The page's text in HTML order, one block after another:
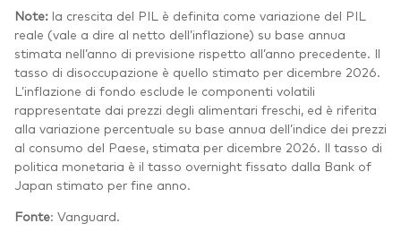
Note: la crescita del PIL è definita come variazione del PIL
reale (vale a dire al netto dell’inflazione) su base annua
stimata nell’anno di previsione rispetto all’anno precedente. Il
tasso di disoccupazione è quello stimato per dicembre 2026.
L’inflazione di fondo esclude le componenti volatili
rappresentate dai prezzi degli alimentari freschi, ed è riferita
alla variazione percentuale su base annua dell’indice dei prezzi
al consumo del Paese, stimata per dicembre 2026. Il tasso di
politica monetaria è il tasso overnight fissato dalla Bank of
Japan stimato per fine anno.
Fonte: Vanguard.